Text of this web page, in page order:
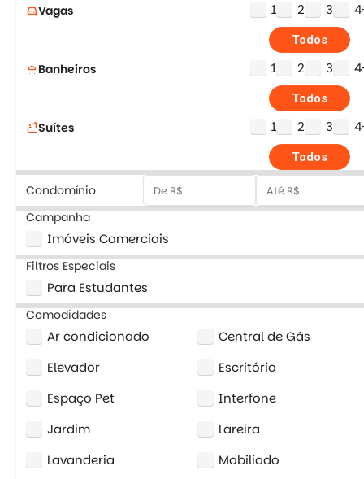
directions_carVagas 1 2 3
Todos
shower Banheiros 1 2 3
Todos
bathtubSuítes 1 2 3
Todos
Condomínio
Campanha
Imóveis Comerciais
Filtros Especiais
Para Estudantes
Comodidades
Ar condicionado
Central de Gás
Elevador
Escritório
Espaço Pet
Interfone
Jardim
Lareira
Lavanderia
Mobiliado